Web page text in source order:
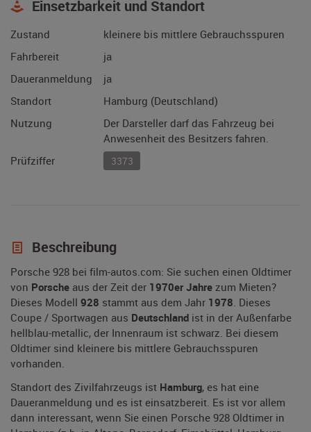
Einsetzbarkeit und Standort
Zustand
kleinere bis mittlere Gebrauchsspuren
Fahrbereit
ja
Daueranmeldung
ja
Standort
Hamburg (Deutschland)
Nutzung
Der Darsteller darf das Fahrzeug bei
Anwesenheit des Besitzers fahren.
Prüfziffer
3373
Beschreibung
Porsche 928 bei film-autos.com: Sie suchen einen Oldtimer
von Porsche aus der Zeit der 1970er Jahre zum Mieten?
Dieses Modell 928 stammt aus dem Jahr 1978. Dieses
Coupe / Sportwagen aus Deutschland ist in der Außenfarbe
hellblau-metallic, der Innenraum ist schwarz. Bei diesem
Oldtimer sind kleinere bis mittlere Gebrauchsspuren
vorhanden.
Standort des Zivilfahrzeugs ist Hamburg, es hat eine
Daueranmeldung und es ist einsatzbereit. Es ist vor allem
dann interessant, wenn Sie einen Porsche 928 Oldtimer in